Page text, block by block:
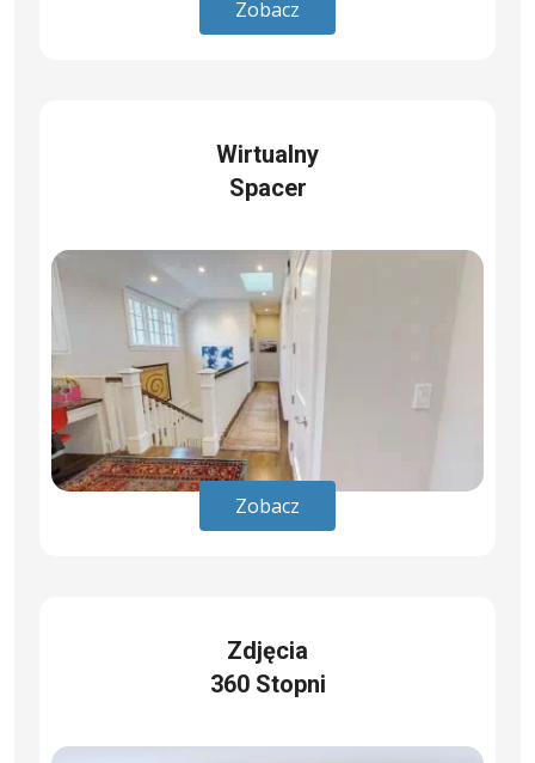
Zobacz
Wirtualny
Spacer
Zobacz
Zdjęcia
360 Stopni